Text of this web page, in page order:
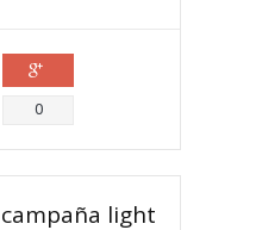
Compartir
0
light